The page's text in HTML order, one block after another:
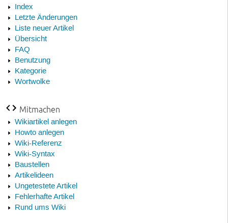
Index
Letzte Änderungen
Liste neuer Artikel
Übersicht
FAQ
Benutzung
Kategorie
Wortwolke
Mitmachen
Wikiartikel anlegen
Howto anlegen
Wiki-Referenz
Wiki-Syntax
Baustellen
Artikelideen
Ungetestete Artikel
Fehlerhafte Artikel
Rund ums Wiki